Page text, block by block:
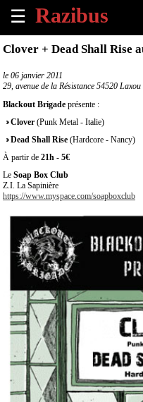
☰
×
Tous
évènements
à
venir
Annoncer
un
Contact
propos
Clover + Dead Shall Rise
le 06 janvier 2011
29, avenue de la Résistance 54520 Laxou
Blackout Brigade présente :
Clover (Punk Metal - Italie)
Dead Shall Rise (Hardcore - Nancy)
À partir de 21h - 5€
Le Soap Box Club
Z.I. La Sapinière
https://www.myspace.com/soapboxclub